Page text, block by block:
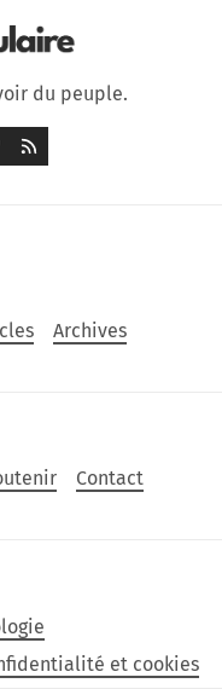
du peuple.
Archives
Contact
et cookies